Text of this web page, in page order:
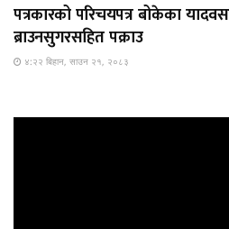
पत्रकारको परिचयपत्र बोकेका
ब्राउनसुगरसहित पक्राउ
४:२२ बिहान, साउन २१, २०८३